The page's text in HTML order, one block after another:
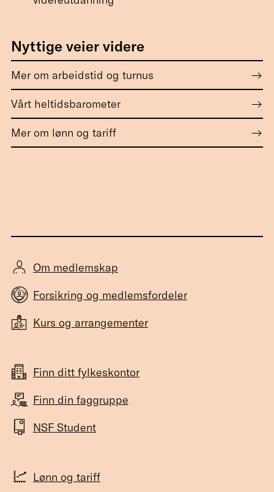
Nyttige veier videre
Mer om arbeidstid og turnus
Vårt heltidsbarometer
Mer om lønn og tariff
Om medlemskap
Forsikring og medlemsfordeler
Kurs og arrangementer
Finn ditt fylkeskontor
Finn din faggruppe
NSF Student
Lønn og tariff